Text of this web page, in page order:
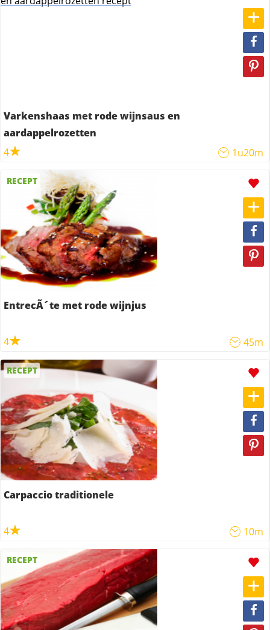
Varkenshaas met rode wijnsaus en
aardappelrozetten
4
1u20m
RECEPT
EntrecÃ´te met rode wijnjus
4 45m
RECEPT
Carpaccio traditionele
4 10m
RECEPT